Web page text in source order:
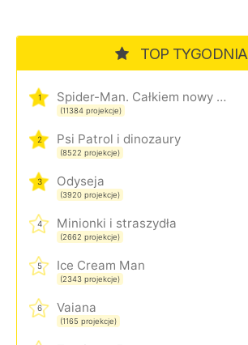
TOP TYGODNIA
1 Spider-Man. Całkiem nowy dzień
(11384 projekcje)
2 Psi Patrol i dinozaury
(8522 projekcje)
3 Odyseja
(3920 projekcje)
4 Minionki i straszydła
(2662 projekcje)
5 Ice Cream Man
(2343 projekcje)
6 Vaiana
(1165 projekcje)